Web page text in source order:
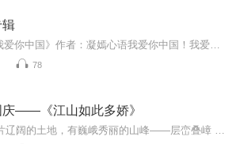
辑
78
庆——《江山如此多娇》